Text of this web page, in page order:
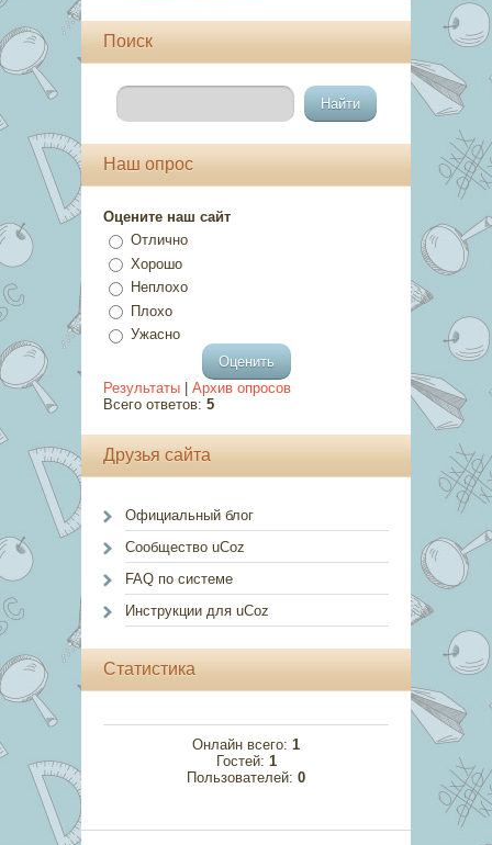
Поиск
Наш опрос
Оцените наш сайт
Отлично
Хорошо
Неплохо
Плохо
Ужасно
Результаты
Архив опросов
Всего ответов: 5
Друзья сайта
Официальный блог
Сообщество uCoz
FAQ по системе
Инструкции для uCoz
Статистика
Онлайн всего: 1
Гостей: 1
Пользователей: 0